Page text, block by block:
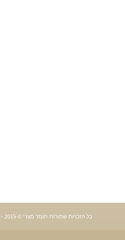
כל הזכויות שמורות תומר מצרי © 2015 -